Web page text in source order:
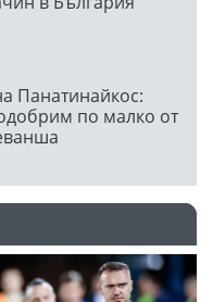
Панатинайкос:
по малко от